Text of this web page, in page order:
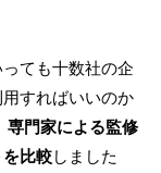
っても十数社の企
すればいいのか
専門家による監修
比較しました